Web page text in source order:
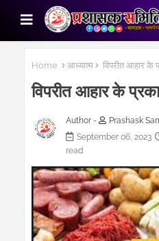
Home आध्यात्म विपरीत आहार के
विपरीत आहार के
Author -
Prashask
September 06, 2023
read